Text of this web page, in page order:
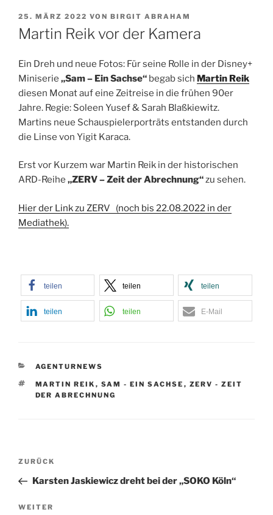
VERÖFFENTLICHT
AM
25. MÄRZ 2022 VON BIRGIT ABRAHAM
Martin Reik vor der Kamera
Ein Dreh und neue Fotos: Für seine Rolle in der Disney+
Miniserie „Sam – Ein Sachse“ begab sich Martin Reik
diesen Monat auf eine Zeitreise in die frühen 90er
Jahre. Regie: Soleen Yusef & Sarah Blaßkiewitz.
Martins neue Schauspielerporträts entstanden durch
die Linse von Yigit Karaca.
Erst vor Kurzem war Martin Reik in der historischen
ARD-Reihe „ZERV – Zeit der Abrechnung“zu sehen.
Hier der Link zu ZERV (noch bis 22.08.2022 in der
Mediathek).
teilen teilen teilen
teilen teilen E-Mail
KATEGORIEN
AGENTURNEWS
SCHLAGWÖRTER
MARTIN REIK , SAM - EIN SACHSE , ZERV - ZEIT
DER ABRECHNUNG
Beitragsnavigation
Vorheriger
Beitrag
ZURÜCK
Karsten Jaskiewicz dreht bei der „SOKO Köln“
Nächster
WEITER